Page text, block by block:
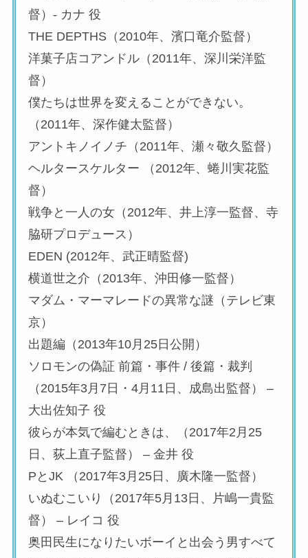
督）- カナ 役
THE DEPTHS（2010年、濱口竜介監督）
洋菓子店コアンドル（2011年、深川栄洋監
督）
僕たちは世界を変えることができない。
（2011年、深作健太監督）
アントキノイノチ（2011年、瀬々敬久監督）
ヘルタースケルター （2012年、蜷川実花監
督）
戦争と一人の女（2012年、井上淳一監督、寺
脇研プロデュース）
EDEN (2012年、武正晴監督)
横道世之介（2013年、沖田修一監督）
マダム・マーマレードの異常な謎（テレビ東
京）
出題編（2013年10月25日公開）
ソロモンの偽証 前篇・事件 / 後篇・裁判
（2015年3月7日・4月11日、成島出監督） –
大出佐知子 役
彼らが本気で編むときは、（2017年2月25
日、荻上直子監督） – 金井 役
PとJK （2017年3月25日、廣木隆一監督）
いぬむこいり（2017年5月13日、片嶋一貴監
督） – レイコ 役
奥田民生になりたいボーイと出会う男すべて